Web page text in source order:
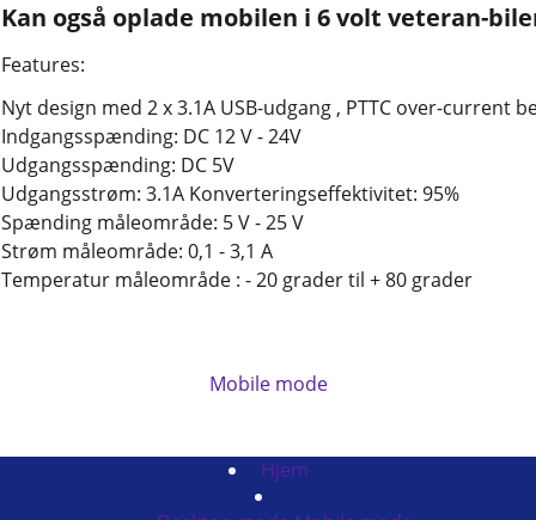
Kan også oplade mobilen i 6 volt veteran-
Features:
Nyt design med 2 x 3.1A USB-udgang , PTTC over-
Indgangsspænding: DC 12 V - 24V
Udgangsspænding: DC 5V
Udgangsstrøm: 3.1A Konverteringseffektivitet: 95%
Spænding måleområde: 5 V - 25 V
Strøm måleområde: 0,1 - 3,1 A
Temperatur måleområde : - 20 grader til + 80 grader
Mobile mode
Hjem